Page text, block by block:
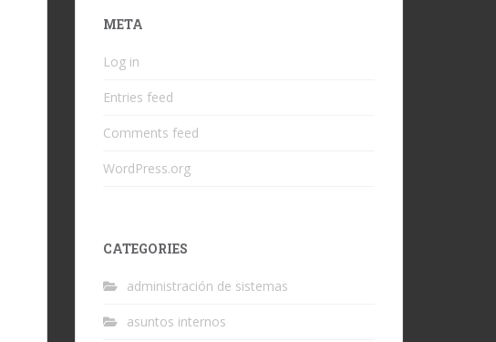
META
Log in
Entries feed
Comments feed
WordPress.org
CATEGORIES
administración de sistemas
asuntos internos